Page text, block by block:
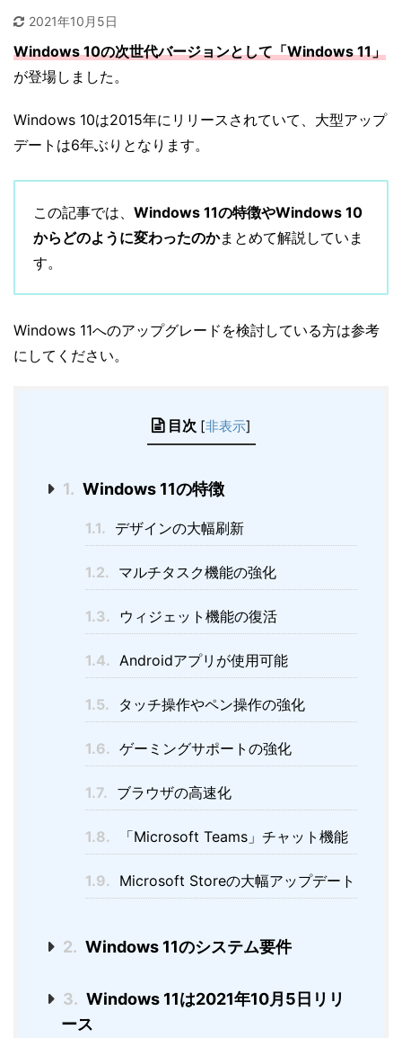
2021年10月5日
Windows 10の次世代バージョンとして「Windows 11」
が登場しました。
Windows 10は2015年にリリースされていて、大型アップ
デートは6年ぶりとなります。
この記事では、 Windows 11の特徴やWindows 10
からどのように変わったのかまとめて解説していま
す。
Windows 11へのアップグレードを検討している方は参考
にしてください。
目次 [非表示]
1. Windows 11の特徴
1.1. デザインの大幅刷新
1.2. マルチタスク機能の強化
1.3. ウィジェット機能の復活
1.4. Androidアプリが使用可能
1.5. タッチ操作やペン操作の強化
1.6. ゲーミングサポートの強化
1.7. ブラウザの高速化
1.8. 「Microsoft Teams」チャット機能
1.9. Microsoft Storeの大幅アップデート
2. Windows 11のシステム要件
3. Windows 11は2021年10月5日リリ
ース